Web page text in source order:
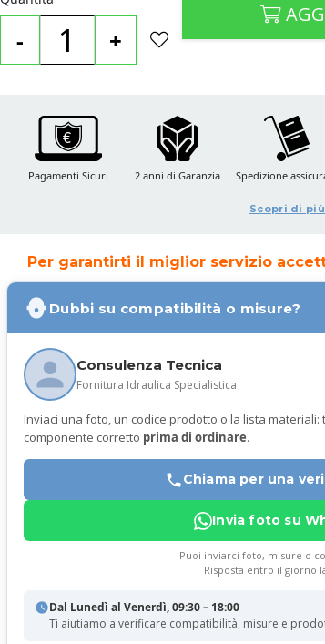
- +
Per garantirti il miglior servizio
Dubbi su compatibilità o misure?
Consulenza Tecnica
Fornitura Idraulica Specialistica
Inviaci una foto, un codice prodotto o la lista materiali:
componente corretto prima di ordinare.
Chiama per una
Invia foto su
Puoi inviarci foto, misure o
Risposta entro il giorno
Dal Lunedì al Venerdì, 09:30 – 18:00
Ti aiutiamo a verificare compatibilità, misure e
Pagamenti Sicuri 2 anni di Garanzia Spedizione
Scopri di più